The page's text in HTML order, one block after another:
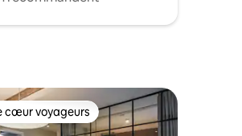
cœur voyageurs
cœur voyageurs